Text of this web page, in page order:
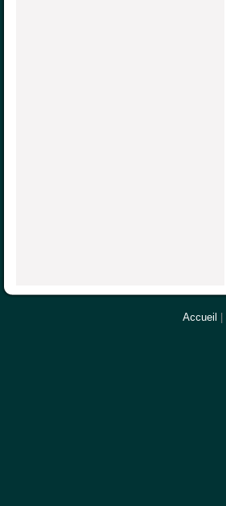
Accueil |